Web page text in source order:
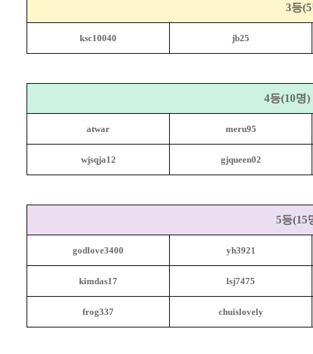
3등(5
ksc10040 jb25
4등(10명)
atwar meru95
wjsqja12 gjqueen02
5등(15
godlove3400 yh3921
kimdas17 lsj7475
frog337 chuislovely